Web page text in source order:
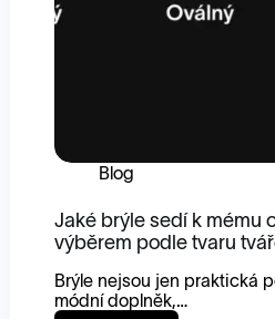
Blog
Jaké brýle sedí k mému
výběrem podle tvaru
Brýle nejsou jen praktická
módní doplněk,…